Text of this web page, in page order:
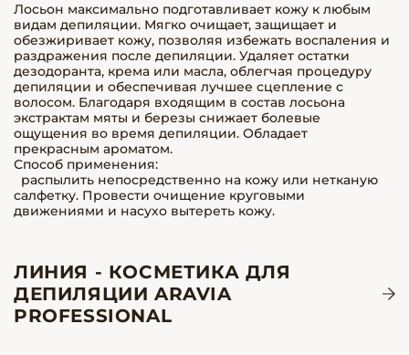
Лосьон максимально подготавливает кожу к любым
видам депиляции. Мягко очищает, защищает и
обезжиривает кожу, позволяя избежать воспаления и
раздражения после депиляции. Удаляет остатки
дезодоранта, крема или масла, облегчая процедуру
депиляции и обеспечивая лучшее сцепление с
волосом. Благодаря входящим в состав лосьона
экстрактам мяты и березы снижает болевые
ощущения во время депиляции. Обладает
прекрасным ароматом.
Способ применения:
распылить непосредственно на кожу или нетканую
салфетку. Провести очищение круговыми
движениями и насухо вытереть кожу.
ЛИНИЯ - КОСМЕТИКА ДЛЯ
ДЕПИЛЯЦИИ ARAVIA
PROFESSIONAL